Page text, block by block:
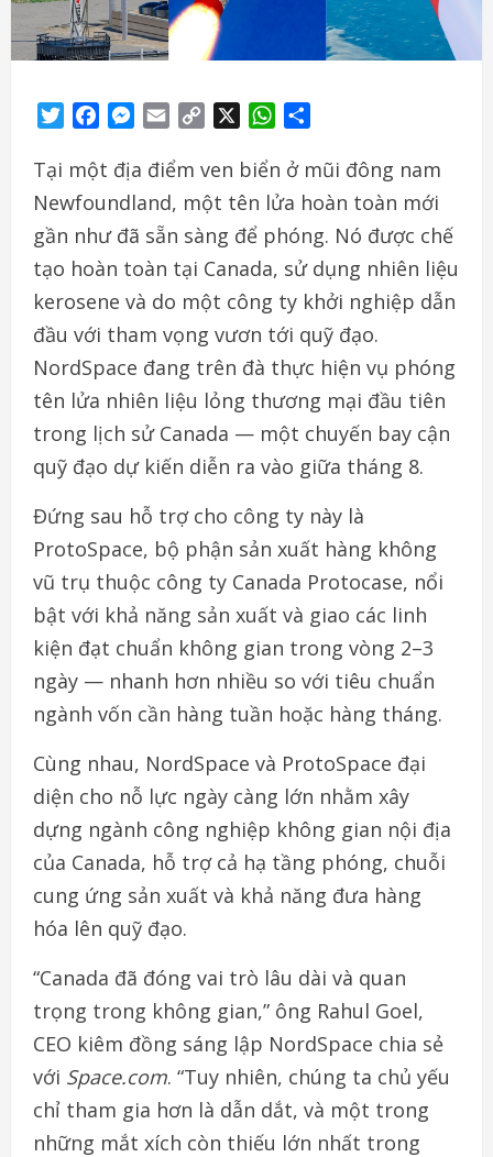
TwitterFacebookMessenger
Email
Copy
WhatsApp
Tại một địa điểm ven biển ở mũi đông nam
Newfoundland, một tên lửa hoàn toàn mới
gần như đã sẵn sàng để phóng. Nó được chế
tạo hoàn toàn tại Canada, sử dụng nhiên liệu
kerosene và do một công ty khởi nghiệp dẫn
đầu với tham vọng vươn tới quỹ đạo.
NordSpace đang trên đà thực hiện vụ phóng
tên lửa nhiên liệu lỏng thương mại đầu tiên
trong lịch sử Canada — một chuyến bay cận
quỹ đạo dự kiến diễn ra vào giữa tháng 8.
Đứng sau hỗ trợ cho công ty này là
ProtoSpace, bộ phận sản xuất hàng không
vũ trụ thuộc công ty Canada Protocase, nổi
bật với khả năng sản xuất và giao các linh
kiện đạt chuẩn không gian trong vòng 2–3
ngày — nhanh hơn nhiều so với tiêu chuẩn
ngành vốn cần hàng tuần hoặc hàng tháng.
Cùng nhau, NordSpace và ProtoSpace đại
diện cho nỗ lực ngày càng lớn nhằm xây
dựng ngành công nghiệp không gian nội địa
của Canada, hỗ trợ cả hạ tầng phóng, chuỗi
cung ứng sản xuất và khả năng đưa hàng
hóa lên quỹ đạo.
“Canada đã đóng vai trò lâu dài và quan
trọng trong không gian,” ông Rahul Goel,
CEO kiêm đồng sáng lập NordSpace chia sẻ
với Space.com. “Tuy nhiên, chúng ta chủ yếu
chỉ tham gia hơn là dẫn dắt, và một trong
những mắt xích còn thiếu lớn nhất trong